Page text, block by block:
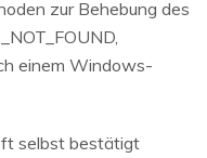
zur Behebung des
einem Windows-
selbst bestätigt